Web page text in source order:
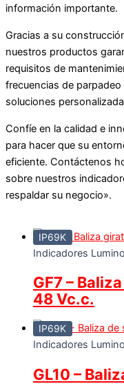
información importante.
Gracias a su
nuestros productos
requisitos de
frecuencias de
soluciones
Confíe en la calidad e
para hacer que su
eficiente. Contáctenos
sobre nuestros
respaldar su negocio».
IP69K
Indicadores
GF7 –
48 Vc.c.
IP69K
Indicadores
GL10 –